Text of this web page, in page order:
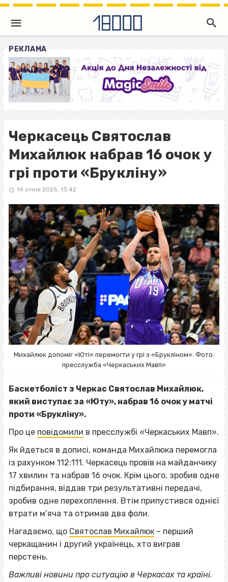
РЕКЛАМА
Черкасець Святослав
Михайлюк набрав 16 очок у
грі проти «Брукліну»
14 січня 2025, 13:42
Михайлюк допоміг «Юті» перемогти у грі з «Брукліном». Фото:
пресслужба «Черкаських Мавп»
Баскетболіст з Черкас Святослав Михайлюк,
який виступає за «Юту», набрав 16 очок у матчі
проти «Брукліну».
Про це повідомили в пресслужбі «Черкаських Мавп».
Як йдеться в дописі, команда Михайлюка перемогла
із рахунком 112:111. Черкасець провів на майданчику
17 хвилин та набрав 16 очок. Крім цього, зробив одне
підбирання, віддав три результативні передачі,
зробив одне перехоплення. Втім припустився однієї
втрати м’яча та отримав два фоли.
Нагадаємо, що Святослав Михайлюк – перший
черкащанин і другий українець, хто виграв
перстень.
Важливі новини про ситуацію в Черкасах та країні.